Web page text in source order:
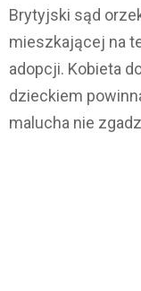
Brytyjski sąd
mieszkającej na
adopcji. Kobieta
dzieckiem
malucha nie